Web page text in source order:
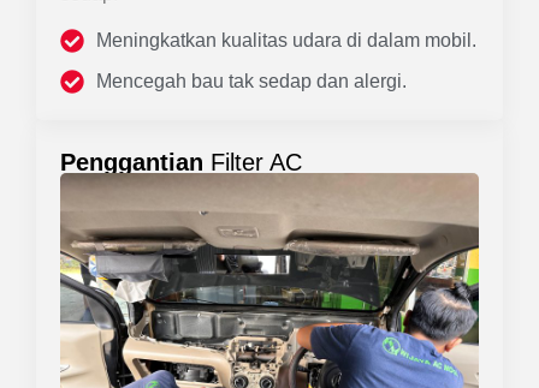
Meningkatkan kualitas udara di dalam mobil.
Mencegah bau tak sedap dan alergi.
Penggantian Filter AC